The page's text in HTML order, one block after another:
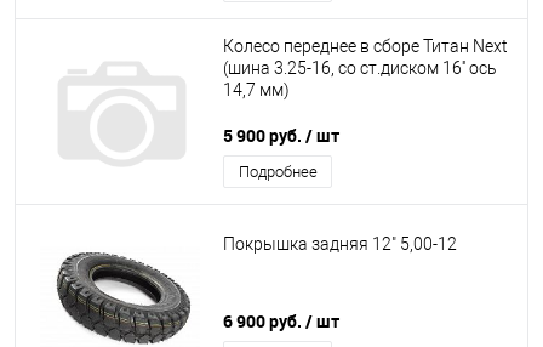
Колесо переднее в сборе Титан Next
(шина 3.25-16, со ст.диском 16'' ось
14,7 мм)
5 900 руб. / шт
Подробнее
Покрышка задняя 12" 5,00-12
6 900 руб. / шт